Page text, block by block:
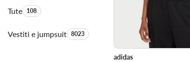
TuteQuantità di prodotti:
108
Vestiti e jumpsuitQuantità di prodotti:
8023
adidas